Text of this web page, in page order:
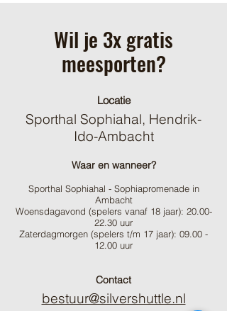
Wil je 3x gratis
meesporten?
Locatie
Sporthal Sophiahal, Hendrik-
Ido-Ambacht
Waar en wanneer?
Sporthal Sophiahal - Sophiapromenade in
Ambacht
Woensdagavond (spelers vanaf 18 jaar): 20.00-
22. 30 uur
Zaterdagmorgen (spelers t/m 17 jaar): 09.00 -
12.00 uur
Contact
bestuur@silvershuttle.nl